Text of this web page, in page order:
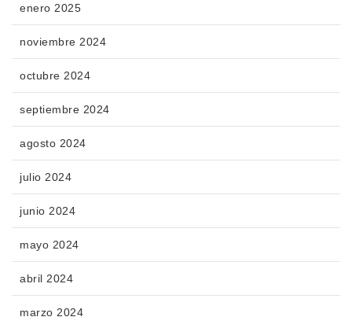
enero 2025
noviembre 2024
octubre 2024
septiembre 2024
agosto 2024
julio 2024
junio 2024
mayo 2024
abril 2024
marzo 2024